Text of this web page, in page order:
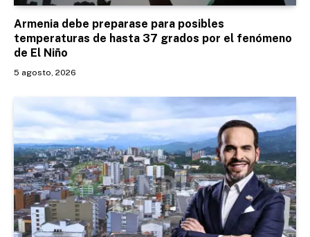
Armenia debe preparase para posibles
temperaturas de hasta 37 grados por el fenómeno
de El Niño
5 agosto, 2026